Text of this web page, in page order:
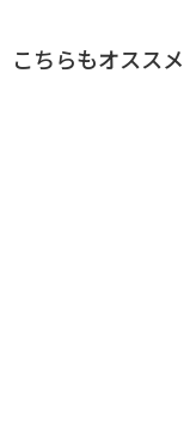
こちらもオススメ